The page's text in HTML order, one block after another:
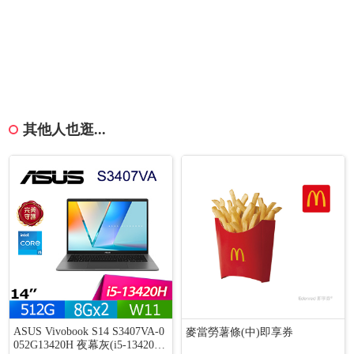
其他人也逛...
ASUS Vivobook S14 S3407VA-0
052G13420H 夜幕灰(i5-13420H/
麥當勞薯條(中)即享券